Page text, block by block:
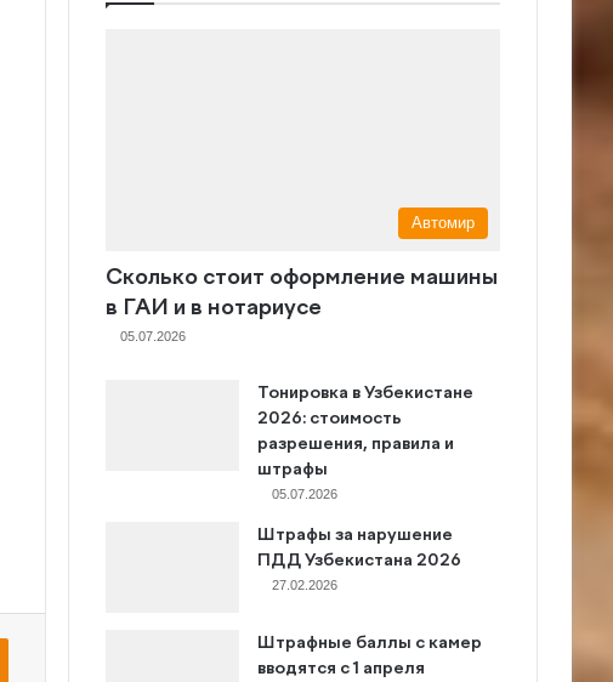
Автомир
Сколько стоит оформление машины
в ГАИ и в нотариусе
05.07.2026
Тонировка в Узбекистане
2026: стоимость
разрешения, правила и
штрафы
05.07.2026
Штрафы за нарушение
ПДД Узбекистана 2026
27.02.2026
Штрафные баллы с камер
вводятся с 1 апреля